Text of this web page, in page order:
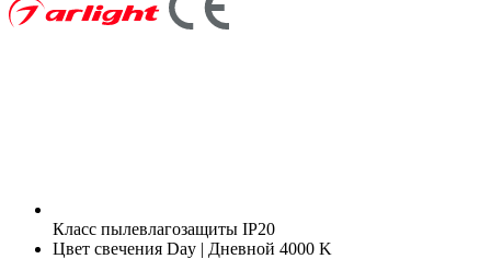
Класс пылевлагозащиты IP20
Цвет свечения Day | Дневной 4000 K